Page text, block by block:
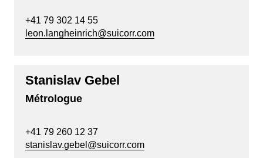
+41 79 302 14 55
leon.langheinrich@suicorr.com
Stanislav Gebel
Métrologue
+41 79 260 12 37
stanislav.gebel@suicorr.com